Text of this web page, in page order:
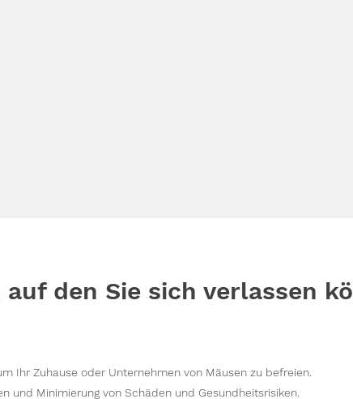
auf den Sie sich verlassen
Ihr Zuhause oder Unternehmen von Mäusen zu befreien.
und Minimierung von Schäden und Gesundheitsrisiken.